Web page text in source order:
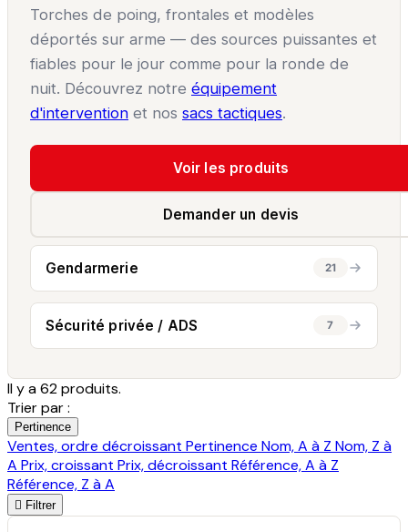
Torches de poing, frontales et modèles
déportés sur arme — des sources puissantes et
fiables pour le jour comme pour la ronde de
nuit. Découvrez notre équipement
d'intervention et nos sacs tactiques.
Voir les produits
Demander un devis
Gendarmerie 21
Sécurité privée / ADS 7
Il y a 62 produits.
Trier par :
Pertinence
Ventes, ordre décroissant Pertinence Nom, A à Z Nom, Z à
A Prix, croissant Prix, décroissant Référence, A à Z
Référence, Z à A
 Filtrer